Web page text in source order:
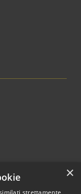
×
strettamente